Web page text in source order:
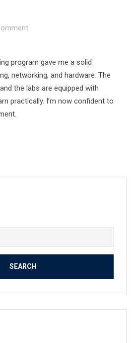
program gave me a solid
networking, and hardware. The
the labs are equipped with
practically. I’m now confident to